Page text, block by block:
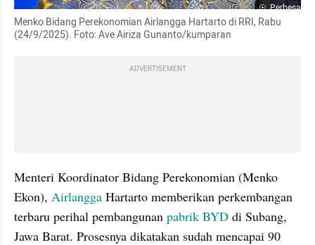
Perbesar
Menko Bidang Perekonomian Airlangga Hartarto di RRI, Rabu
(24/9/2025). Foto: Ave Airiza Gunanto/kumparan
ADVERTISEMENT
Menteri Koordinator Bidang Perekonomian (Menko
Ekon), Airlangga Hartarto memberikan perkembangan
terbaru perihal pembangunan pabrik BYD di Subang,
Jawa Barat. Prosesnya dikatakan sudah mencapai 90